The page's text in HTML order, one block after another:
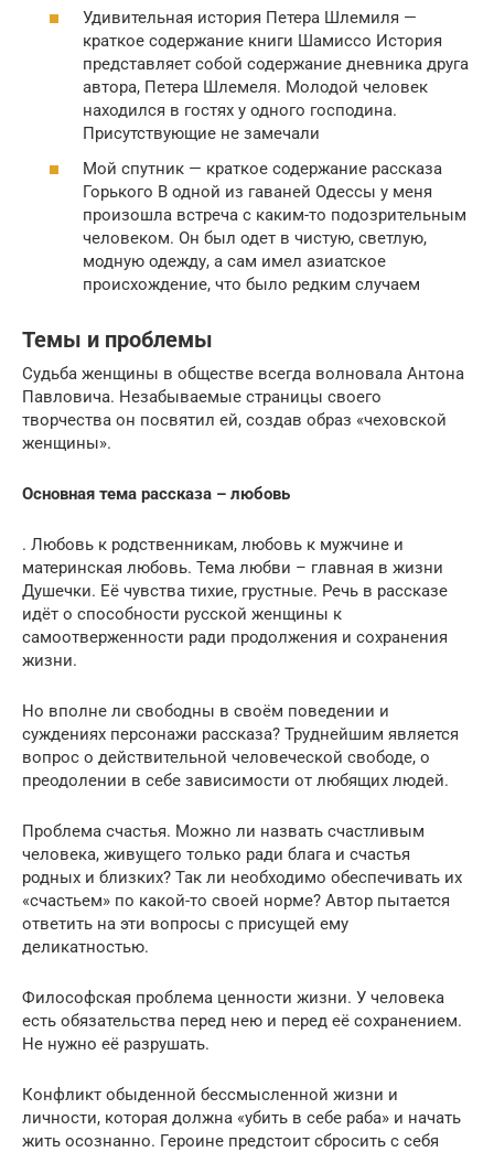
Удивительная история Петера Шлемиля —
краткое содержание книги Шамиссо История
представляет собой содержание дневника друга
автора, Петера Шлемеля. Молодой человек
находился в гостях у одного господина.
Присутствующие не замечали
Мой спутник — краткое содержание рассказа
Горького В одной из гаваней Одессы у меня
произошла встреча с каким-то подозрительным
человеком. Он был одет в чистую, светлую,
модную одежду, а сам имел азиатское
происхождение, что было редким случаем
Темы и проблемы
Судьба женщины в обществе всегда волновала Антона
Павловича. Незабываемые страницы своего
творчества он посвятил ей, создав образ «чеховской
женщины».
Основная тема рассказа – любовь
. Любовь к родственникам, любовь к мужчине и
материнская любовь. Тема любви – главная в жизни
Душечки. Её чувства тихие, грустные. Речь в рассказе
идёт о способности русской женщины к
самоотверженности ради продолжения и сохранения
жизни.
Но вполне ли свободны в своём поведении и
суждениях персонажи рассказа? Труднейшим является
вопрос о действительной человеческой свободе, о
преодолении в себе зависимости от любящих людей.
Проблема счастья. Можно ли назвать счастливым
человека, живущего только ради блага и счастья
родных и близких? Так ли необходимо обеспечивать их
«счастьем» по какой-то своей норме? Автор пытается
ответить на эти вопросы с присущей ему
деликатностью.
Философская проблема ценности жизни. У человека
есть обязательства перед нею и перед её сохранением.
Не нужно её разрушать.
Конфликт обыденной бессмысленной жизни и
личности, которая должна «убить в себе раба» и начать
жить осознанно. Героине предстоит сбросить с себя